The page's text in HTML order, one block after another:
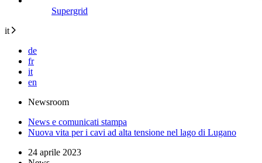
Supergrid
it
de
fr
it
en
Newsroom
News e comunicati stampa
Nuova vita per i cavi ad alta tensione nel lago di Lugano
24 aprile 2023